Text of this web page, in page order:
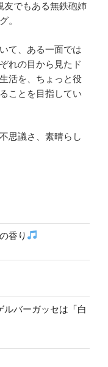
友でもある無鉄砲姉
。
て、ある一面では
れの目から見たド
活を、ちょっと役
ことを目指してい
思議さ、素晴らし
香り
バーガッセは「白